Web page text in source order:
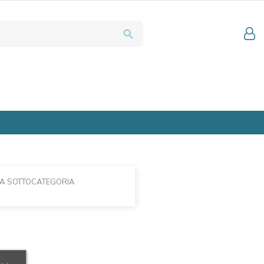
search
SOTTOCATEGORIA